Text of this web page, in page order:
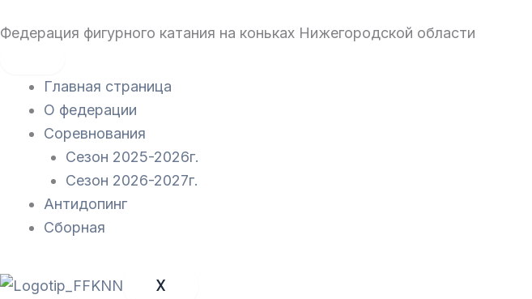
к
Федерация фигурного катания на коньках Нижегородской области
Главная страница
О федерации
Соревнования
Сезон 2025-2026г.
Сезон 2026-2027г.
Антидопинг
Сборная
X